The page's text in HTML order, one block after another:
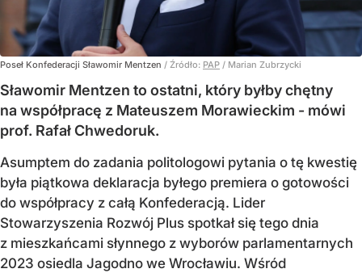
Poseł Konfederacji Sławomir Mentzen / Źródło: PAP / Marian Zubrzycki
Sławomir Mentzen to ostatni, który byłby chętny
na współpracę z Mateuszem Morawieckim - mówi
prof. Rafał Chwedoruk.
Asumptem do zadania politologowi pytania o tę kwestię
była piątkowa deklaracja byłego premiera o gotowości
do współpracy z całą Konfederacją. Lider
Stowarzyszenia Rozwój Plus spotkał się tego dnia
z mieszkańcami słynnego z wyborów parlamentarnych
2023 osiedla Jagodno we Wrocławiu. Wśród